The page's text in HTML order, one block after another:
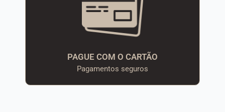
PAGUE COM O CARTÃO
Pagamentos seguros